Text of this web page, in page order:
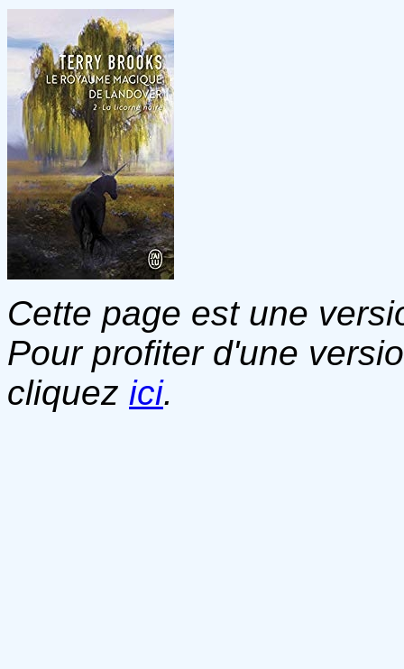
Cette page est une
Pour profiter d'une
cliquez ici.